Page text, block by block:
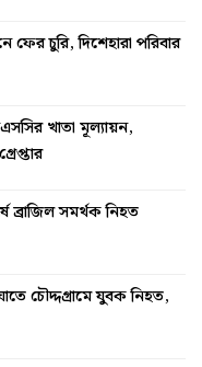
ফের চুরি, দিশেহারা পরিবার
খাতা মূল্যায়ন,
ব্রাজিল সমর্থক নিহত
চৌদ্দগ্রামে যুবক নিহত,